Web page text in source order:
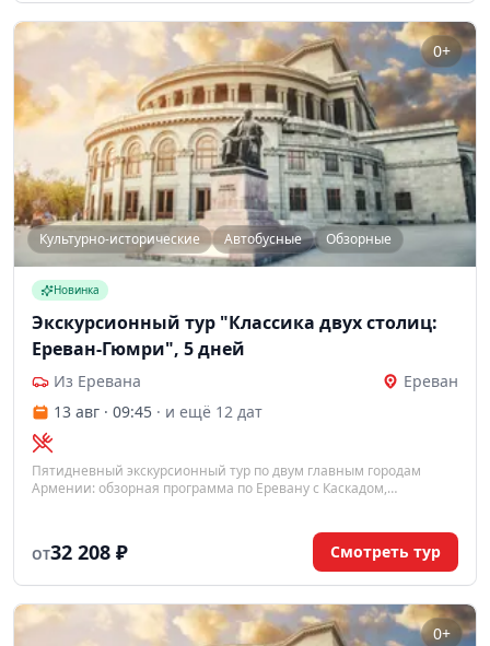
0+
Культурно-исторические Автобусные Обзорные
Новинка
Экскурсионный тур "Классика двух столиц:
Ереван-Гюмри", 5 дней
Из Еревана
Ереван
13 авг · 09:45 · и ещё 12 дат
Пятидневный экскурсионный тур по двум главным городам
Армении: обзорная программа по Еревану с Каскадом,
Проживание с завтраками, трансферы и услуги гида включены.
ОТ32 208 ₽ Смотреть тур
0+